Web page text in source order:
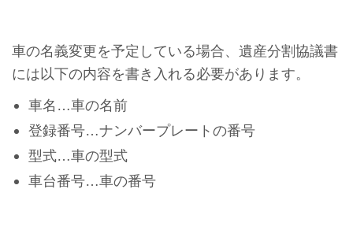
車の名義変更を予定している場合、遺産分割協議書
には以下の内容を書き入れる必要があります。
車名…車の名前
登録番号…ナンバープレートの番号
型式…車の型式
車台番号…車の番号